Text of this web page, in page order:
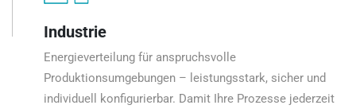
Industrie
Energieverteilung für anspruchsvolle
Produktionsumgebungen – leistungsstark, sicher und
individuell konfigurierbar. Damit Ihre Prozesse jederzeit